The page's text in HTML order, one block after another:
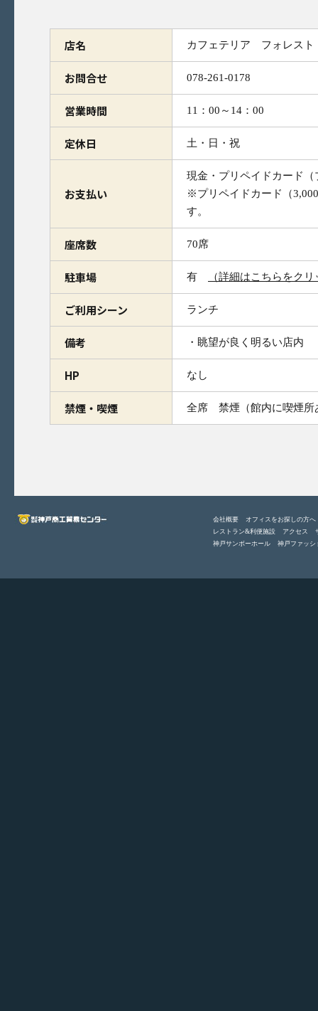
店名 カフェテリア フォレスト
お問合せ 078-261-0178
営業時間 11：00～14：00
定休日 土・日・祝
お支払い
現金・プリペイドカード
※プリペイドカード（
す。
座席数 70席
駐車場 有 （詳細はこちらをク
ご利用シーン ランチ
備考 ・眺望が良く明るい店内
HP なし
禁煙・喫煙 全席 禁煙（館内に喫煙所
会社概要
オフィスをお探しの方へ
レストラン&利便施設
アクセス
神戸サンボーホール
神戸ファッシ